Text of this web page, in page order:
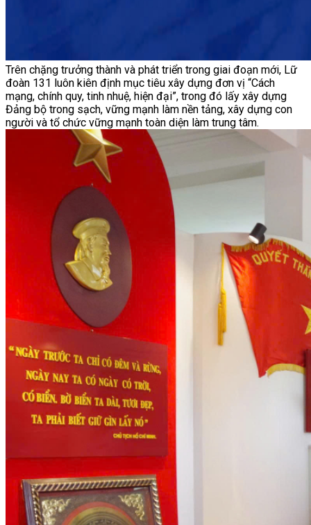
Trên chặng trưởng thành và phát triển trong giai đoạn mới, Lữ
đoàn 131 luôn kiên định mục tiêu xây dựng đơn vị “Cách
mạng, chính quy, tinh nhuệ, hiện đại”, trong đó lấy xây dựng
Đảng bộ trong sạch, vững mạnh làm nền tảng, xây dựng con
người và tổ chức vững mạnh toàn diện làm trung tâm.